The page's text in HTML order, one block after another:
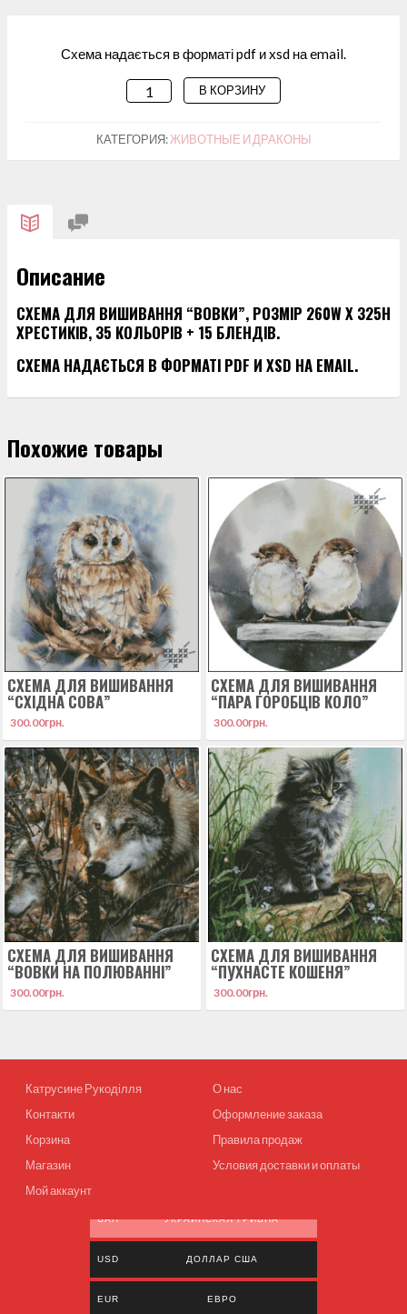
Схема надається в форматі pdf и xsd на email.
КОЛИЧЕСТВО
СХЕМА
ДЛЯ
В КОРЗИНУ
КАТЕГОРИЯ:ЖИВОТНЫЕ И ДРАКОНЫ
Описание
СХЕМА ДЛЯ ВИШИВАННЯ “ВОВКИ”, РОЗМІР 260W X 325H
ХРЕСТИКІВ, 35 КОЛЬОРІВ + 15 БЛЕНДІВ.
СХЕМА НАДАЄТЬСЯ В ФОРМАТІ PDF И XSD НА EMAIL.
Похожие товары
СХЕМА ДЛЯ ВИШИВАННЯ
“СХІДНА СОВА”
300.00грн.
СХЕМА ДЛЯ ВИШИВАННЯ
“ПАРА ГОРОБЦІВ КОЛО”
300.00грн.
СХЕМА ДЛЯ ВИШИВАННЯ
“ВОВКИ НА ПОЛЮВАННІ”
300.00грн.
СХЕМА ДЛЯ ВИШИВАННЯ
“ПУХНАСТЕ КОШЕНЯ”
300.00грн.
Катрусине Рукоділля
Контакти
Корзина
Магазин
Мой аккаунт
О нас
Оформление заказа
Правила продаж
Условия доставки и оплаты
UAH УКРАИНСКАЯ ГРИВНА
USD ДОЛЛАР США
EUR ЕВРО